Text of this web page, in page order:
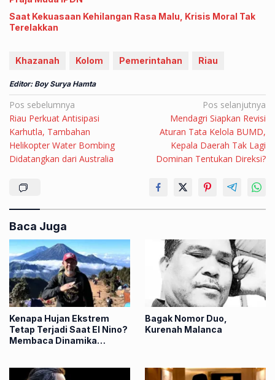
Saat Kekuasaan Kehilangan Rasa Malu, Krisis Moral Tak
Terelakkan
Khazanah Kolom Pemerintahan Riau
Editor: Boy Surya Hamta
Navigasi
pos
Pos sebelumnya
Riau Perkuat Antisipasi
Karhutla, Tambahan
Helikopter Water Bombing
Didatangkan dari Australia
Pos selanjutnya
Mendagri Siapkan Revisi
Aturan Tata Kelola BUMD,
Kepala Daerah Tak Lagi
Dominan Tentukan Direksi?
Baca Juga
Kenapa Hujan Ekstrem
Tetap Terjadi Saat El Nino?
Membaca Dinamika
Bagak Nomor Duo,
‎Kurenah Malanca